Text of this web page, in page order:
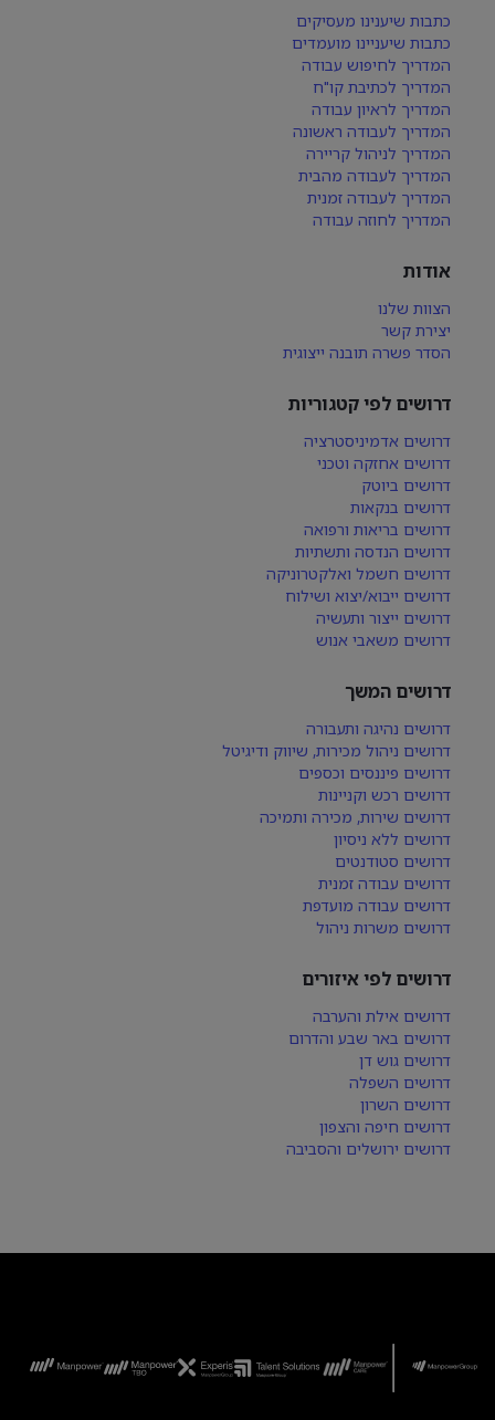
כתבות שיענינו מעסיקים
כתבות שיעניינו מועמדים
המדריך לחיפוש עבודה
המדריך לכתיבת קו"ח
המדריך לראיון עבודה
המדריך לעבודה ראשונה
המדריך לניהול קריירה
המדריך לעבודה מהבית
המדריך לעבודה זמנית
המדריך לחוזה עבודה
אודות
הצוות שלנו
יצירת קשר
הסדר פשרה תובנה ייצוגית
דרושים לפי קטגוריות
דרושים אדמיניסטרציה
דרושים אחזקה וטכני
דרושים ביוטק
דרושים בנקאות
דרושים בריאות ורפואה
דרושים הנדסה ותשתיות
דרושים חשמל ואלקטרוניקה
דרושים ייבוא/יצוא ושילוח
דרושים ייצור ותעשיה
דרושים משאבי אנוש
דרושים המשך
דרושים נהיגה ותעבורה
דרושים ניהול מכירות, שיווק ודיגיטל
דרושים פיננסים וכספים
דרושים רכש וקניינות
דרושים שירות, מכירה ותמיכה
דרושים ללא ניסיון
דרושים סטודנטים
דרושים עבודה זמנית
דרושים עבודה מועדפת
דרושים משרות ניהול
דרושים לפי איזורים
דרושים אילת והערבה
דרושים באר שבע והדרום
דרושים גוש דן
דרושים השפלה
דרושים השרון
דרושים חיפה והצפון
דרושים ירושלים והסביבה